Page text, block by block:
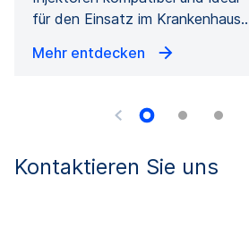
für den Einsatz im
Mehr entdecken
Kontaktieren Sie uns